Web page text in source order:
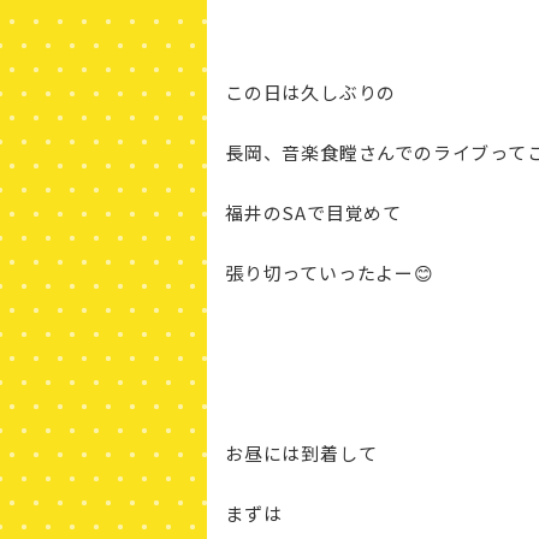
この日は久しぶりの
長岡、音楽食瞠さんでのライブって
福井のSAで目覚めて
張り切っていったよー😊
お昼には到着して
まずは